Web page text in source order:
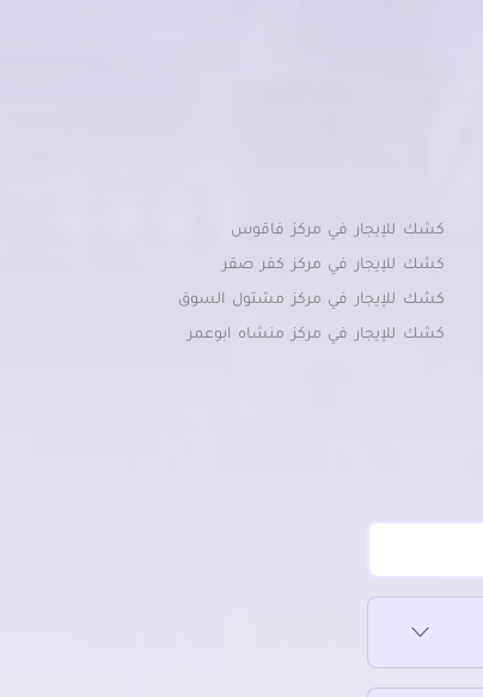
كشك للإيجار في مركز فاقوس
كشك للإيجار في مركز كفر صقر
كشك للإيجار في مركز مشتول السوق
كشك للإيجار في مركز منشاه ابوعمر